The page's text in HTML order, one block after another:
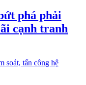
phá phải
cạnh tranh